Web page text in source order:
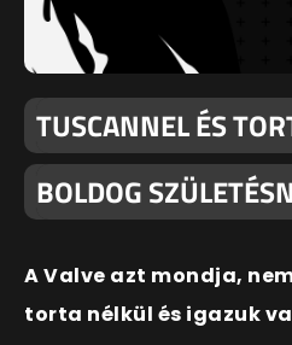
TUSCANNEL ÉS
BOLDOG
A Valve azt mondja,
torta nélkül és igazuk